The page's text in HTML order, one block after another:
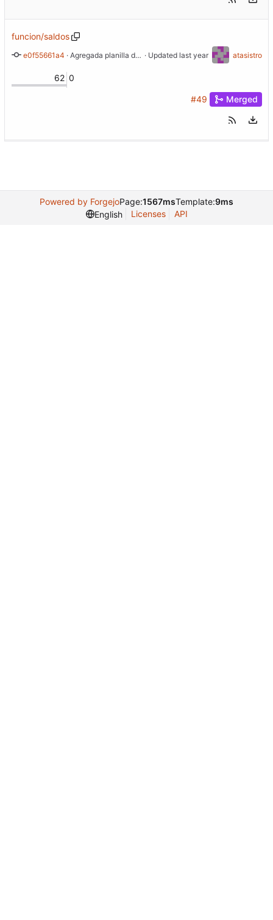
funcion/saldos
e0f55661a4 · Agregada planilla de ejemplo para saldos · Updated atasistro
62 0
#49 Merged
Powered by ForgejoPage:1567msTemplate:9ms
English
Licenses API